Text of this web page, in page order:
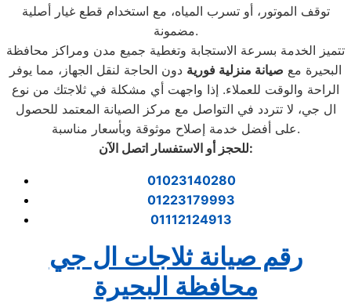
توقف الموتور، أو تسرب المياه، مع استخدام قطع غيار أصلية
مضمونة.
تتميز الخدمة بسرعة الاستجابة وتغطية جميع مدن ومراكز محافظة
البحيرة مع صيانة منزلية فورية دون الحاجة لنقل الجهاز، مما يوفر
الراحة والوقت للعملاء. إذا واجهت أي مشكلة في ثلاجتك من نوع
ال جي، لا تتردد في التواصل مع مركز الصيانة المعتمد للحصول
على أفضل خدمة إصلاح موثوقة وبأسعار مناسبة.
للحجز أو الاستفسار اتصل الآن:
01023140280
01223179993
01112124913
رقم صيانة ثلاجات ال جي
محافظة البحيرة